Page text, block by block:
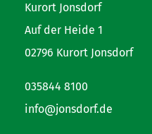
Kurort Jonsdorf
Auf der Heide 1
02796 Kurort Jonsdorf
035844 8100
info@jonsdorf.de